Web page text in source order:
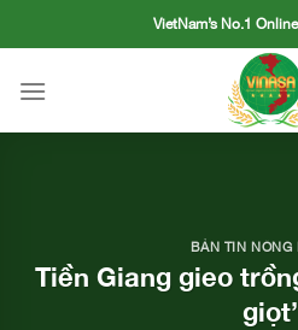
to
VietNam’s No.1
BẢN TIN NÔNG
Tiền Giang gieo
giọt’